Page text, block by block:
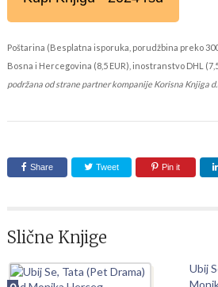
Poštarina (Besplatna isporuka, porudžbina preko
Bosna i Hercegovina (8,5 EUR), inostranstvo DHL
podržana od strane partner kompanije Korisna Knjiga
Share Tweet Pin it
Slične Knjige
Ubij